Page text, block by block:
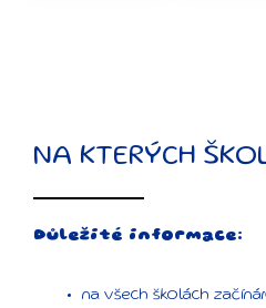
NA KTERÝCH
Důležité informace:
na všech školách